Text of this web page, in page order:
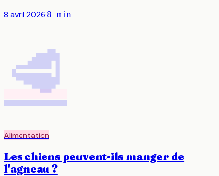
8 avril 2026·8 min
🥩
Alimentation
Les chiens peuvent-ils manger de
l'agneau ?